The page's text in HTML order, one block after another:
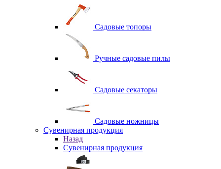
Садовые топоры
Ручные садовые пилы
Садовые секаторы
Садовые ножницы
Сувенирная продукция
Назад
Сувенирная продукция